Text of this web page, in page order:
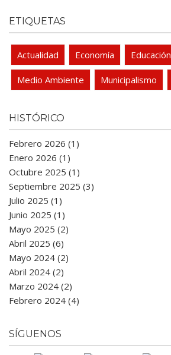
ETIQUETAS
Actualidad Economía Educación
Medio Ambiente Municipalismo
HISTÓRICO
Febrero 2026 (1)
Enero 2026 (1)
Octubre 2025 (1)
Septiembre 2025 (3)
Julio 2025 (1)
Junio 2025 (1)
Mayo 2025 (2)
Abril 2025 (6)
Mayo 2024 (2)
Abril 2024 (2)
Marzo 2024 (2)
Febrero 2024 (4)
SÍGUENOS